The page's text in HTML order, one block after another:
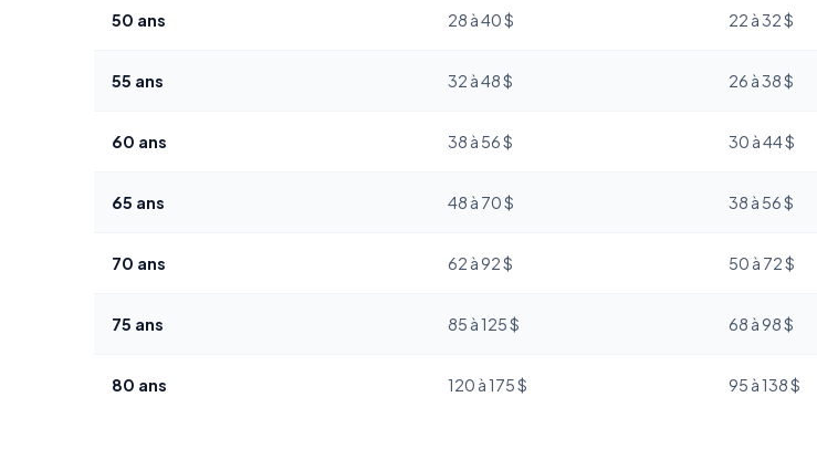
50 ans 28 à 40 $ 22 à 32 $
55 ans 32 à 48 $ 26 à 38 $
60 ans 38 à 56 $ 30 à 44 $
65 ans 48 à 70 $ 38 à 56 $
70 ans 62 à 92 $ 50 à 72 $
75 ans 85 à 125 $ 68 à 98 $
80 ans 120 à 175 $ 95 à 138 $